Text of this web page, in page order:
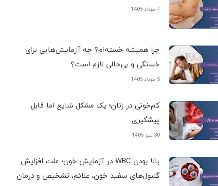
7 مرداد 1405
چرا همیشه خسته‌ام؟ چه آزمایش‌هایی برای
خستگی و بی‌حالی لازم است؟
5 مرداد 1405
کم‌خونی در زنان؛ یک مشکل شایع اما قابل
پیشگیری
30 تیر 1405
بالا بودن WBC در آزمایش خون؛ علت افزایش
گلبول‌های سفید خون، علائم، تشخیص و درمان